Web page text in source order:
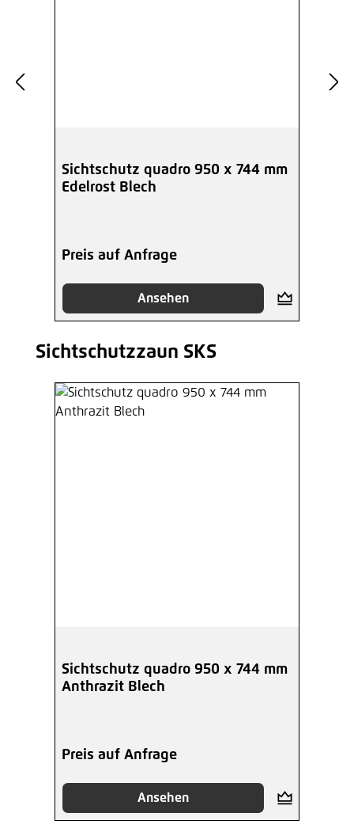
Sichtschutz quadro 950 x 744 mm
Edelrost Blech
Preis auf Anfrage
Ansehen
Produktgalerie überspringen
Sichtschutzzaun SKS
Sichtschutz quadro 950 x 744 mm
Anthrazit Blech
Preis auf Anfrage
Ansehen